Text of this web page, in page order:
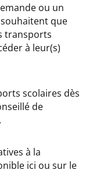
ou un
que
transports
à leur(s)
scolaires dès
de
.
à la
ici ou sur le